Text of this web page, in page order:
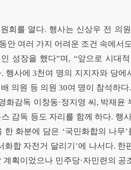
회를 열다. 행사는 신상우 전 의
안 여러 가지 어려운 조건 속에서
성장을 했다”며, “앞으로 시대
행사에 3천여 명의 지지자와 당에
의원 등 의원 30여 명이 참석하
화감독 이창동·정지영 씨, 박재윤
감독 등도 자리를 함께 하다. 행
한 화분에 담은 ‘국민화합의 나무
화합 자전거 달리기’에 나서다.
계획이었으나 민주당·자민련의 공